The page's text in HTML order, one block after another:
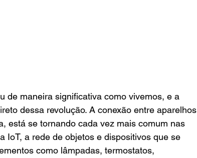
de maneira significativa como vivemos, e a
dessa revolução. A conexão entre aparelhos
está se tornando cada vez mais comum nas
IoT, a rede de objetos e dispositivos que se
como lâmpadas, termostatos,